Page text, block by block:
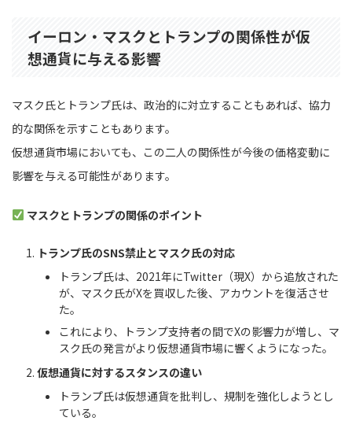
イーロン・マスクとトランプの関係性が仮
想通貨に与える影響
マスク氏とトランプ氏は、政治的に対立することもあれば、協力
的な関係を示すこともあります。
仮想通貨市場においても、この二人の関係性が今後の価格変動に
影響を与える可能性があります。
マスクとトランプの関係のポイント
トランプ氏のSNS禁止とマスク氏の対応
トランプ氏は、2021年にTwitter（現X）から追放された
が、マスク氏がXを買収した後、アカウントを復活させ
た。
これにより、トランプ支持者の間でXの影響力が増し、マ
スク氏の発言がより仮想通貨市場に響くようになった。
仮想通貨に対するスタンスの違い
トランプ氏は仮想通貨を批判し、規制を強化しようとし
ている。